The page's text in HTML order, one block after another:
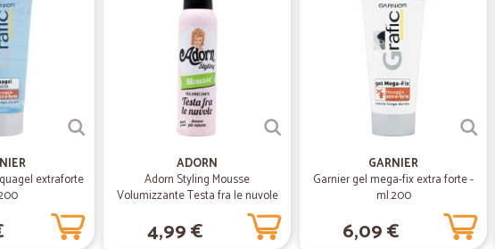
Consegna puntuale e precisa
Consegna puntuale e precisa
Tutto ok velocissimi!!
extraforte
ADORN
Adorn Styling Mousse
Volumizzante Testa fra le nuvole
4,99 €
GARNIER
Garnier gel mega-fix extra forte -
ml.200
6,09 €